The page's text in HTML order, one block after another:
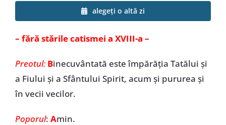
alegeți o altă zi
– fără stările catismei a XVIII-a –
Preotul: Binecuvântată este împărăția Tatălui și
a Fiului și a Sfântului Spirit, acum și pururea și
în vecii vecilor.
Poporul: Amin.